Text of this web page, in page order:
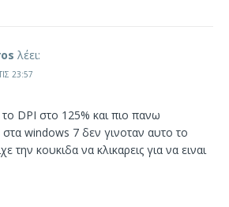
λέει:
23:57
DPI στο 125% και πιο πανω
windows 7 δεν γινοταν αυτο το
την κουκιδα να κλικαρεις για να ειναι